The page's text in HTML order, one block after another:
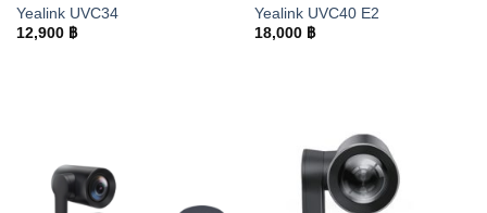
Yealink UVC34
12,900 ฿
Yealink UVC40 E2
18,000 ฿